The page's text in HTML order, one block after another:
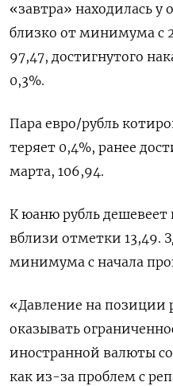
«завтра» находилась у
близко от минимума с
97,47, достигнутого
0,3%.
Пара евро/рубль
теряет 0,4%, ранее
марта, 106,94.
К юаню рубль дешевеет
вблизи отметки 13,49.
минимума с начала
«Давление на позиции
оказывать
иностранной валюты
как из-за проблем с